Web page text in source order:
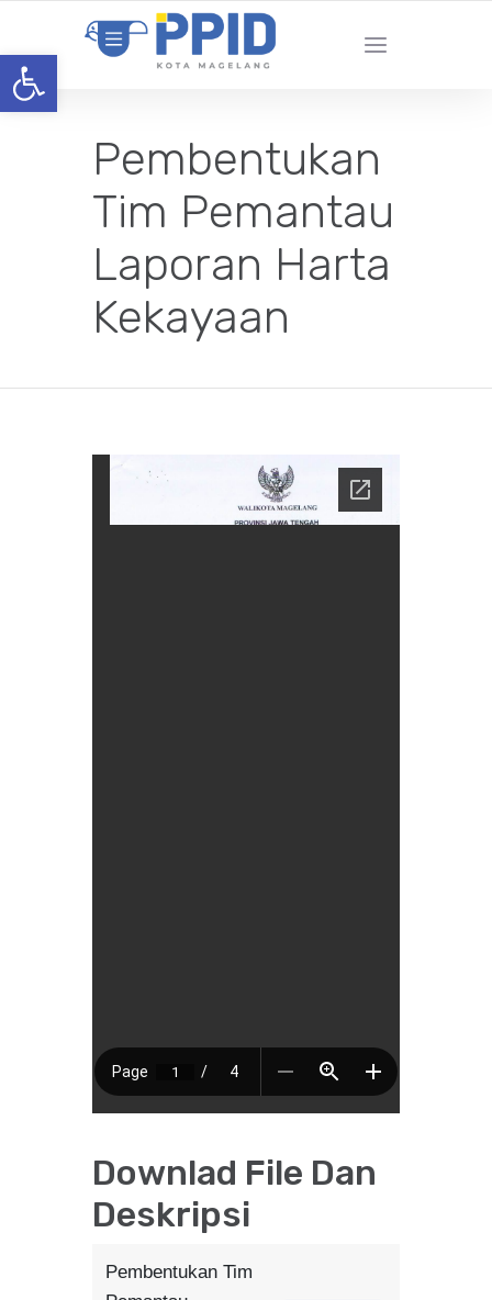
Open toolbar
Pembentukan
Tim Pemantau
Laporan Harta
Kekayaan
Downlad File Dan
Deskripsi
Pembentukan Tim